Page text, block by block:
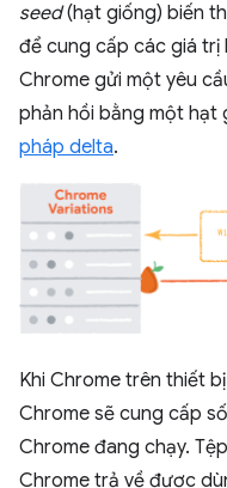
seed(hạt giống) biến
để cung cấp các giá trị
Chrome gửi một yêu
phản hồi bằng một hạt
pháp delta.
Khi Chrome trên thiết
Chrome sẽ cung cấp
Chrome đang chạy.
Chrome trả về được